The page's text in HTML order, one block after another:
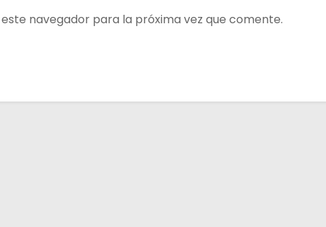
navegador para la próxima vez que comente.